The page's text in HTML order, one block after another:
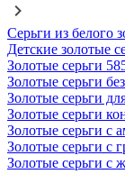
Серьги из белого
Детские золотые
Золотые серьги
Золотые серьги
Золотые серьги
Золотые серьги
Золотые серьги с
Золотые серьги с
Золотые серьги с